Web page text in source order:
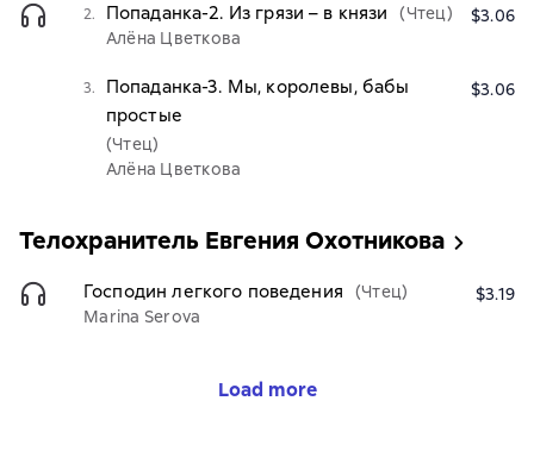
2. Попаданка-2. Из грязи – в князи
(Чтец)
Алёна Цветкова
$3.06
3.
Попаданка-3. Мы, королевы, бабы
простые
(Чтец)
Алёна Цветкова
$3.06
Телохранитель Евгения Охотникова
Господин легкого поведения
(Чтец)
Marina Serova
$3.19
Load more